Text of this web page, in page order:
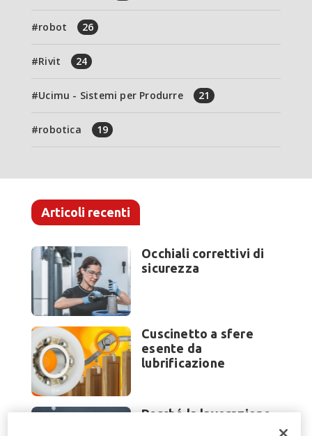
robot 26
Rivit 24
Ucimu - Sistemi per Produrre 21
robotica 19
Articoli recenti
Occhiali correttivi di
sicurezza
Cuscinetto a sfere
esente da
lubrificazione
Perché la lavorazione